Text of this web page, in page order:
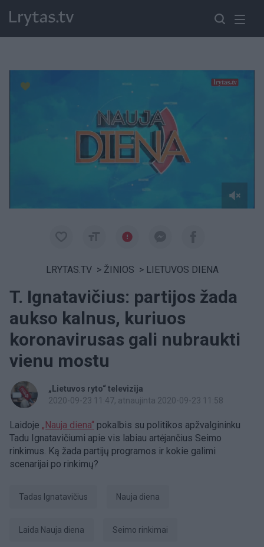
LRYTAS.TV > ŽINIOS > LIETUVOS DIENA
T. Ignatavičius: partijos žada
aukso kalnus, kuriuos
koronavirusas gali nubraukti
vienu mostu
„Lietuvos ryto“ televizija
2020-09-23 11:47, atnaujinta 2020-09-23 11:58
Laidoje „Nauja diena“ pokalbis su politikos apžvalgininku
Tadu Ignatavičiumi apie vis labiau artėjančius Seimo
rinkimus. Ką žada partijų programos ir kokie galimi
scenarijai po rinkimų?
Tadas Ignatavičius Nauja diena
laida Nauja diena Seimo rinkimai